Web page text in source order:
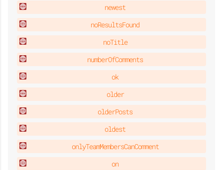
newest
noResultsFound
noTitle
numberOfComments
ok
older
olderPosts
oldest
onlyTeamMembersCanComment
on